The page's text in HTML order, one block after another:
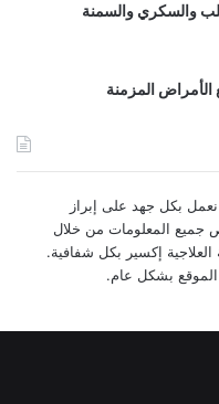
والسكري والسمنة
الأمراض المزمنة
بكل جهد على إبراز
جميع المعلومات من خلال
إكسير بكل شفافية.
بشكل عام.